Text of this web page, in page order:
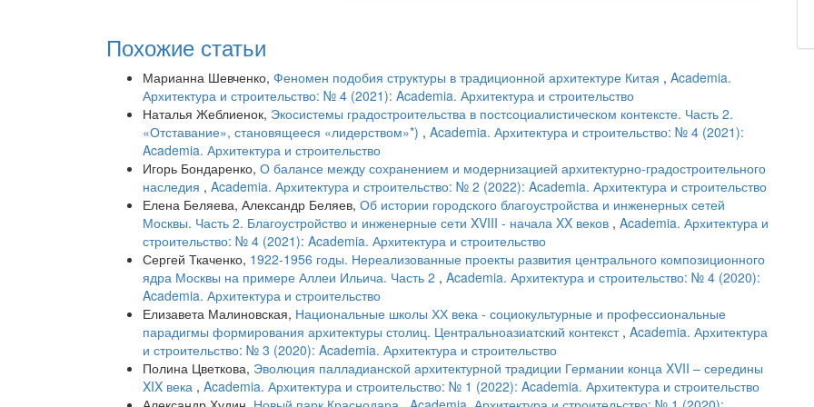
Похожие статьи
Марианна Шевченко, Феномен подобия структуры в традиционной архитектуре Китая , Academia.
Архитектура и строительство: № 4 (2021): Academia. Архитектура и строительство
Наталья Жеблиенок, Экосистемы градостроительства в постсоциалистическом контексте. Часть 2.
«Отставание», становящееся «лидерством»*) , Academia. Архитектура и строительство: № 4 (2021):
Academia. Архитектура и строительство
Игорь Бондаренко, О балансе между сохранением и модернизацией архитектурно-градостроительного
наследия , Academia. Архитектура и строительство: № 2 (2022): Academia. Архитектура и строительство
Елена Беляева, Александр Беляев, Об истории городского благоустройства и инженерных сетей
Москвы. Часть 2. Благоустройство и инженерные сети XVIII - начала XX веков , Academia. Архитектура и
строительство: № 4 (2021): Academia. Архитектура и строительство
Сергей Ткаченко, 1922-1956 годы. Нереализованные проекты развития центрального композиционного
ядра Москвы на примере Аллеи Ильича. Часть 2 , Academia. Архитектура и строительство: № 4 (2020):
Academia. Архитектура и строительство
Елизавета Малиновская, Национальные школы ХХ века - социокультурные и профессиональные
парадигмы формирования архитектуры столиц. Центральноазиатский контекст , Academia. Архитектура
и строительство: № 3 (2020): Academia. Архитектура и строительство
Полина Цветкова, Эволюция палладианской архитектурной традиции Германии конца XVII – середины
XIX века , Academia. Архитектура и строительство: № 1 (2022): Academia. Архитектура и строительство